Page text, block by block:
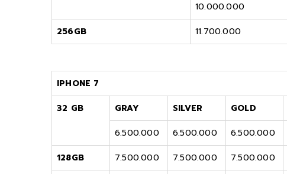
10.000.000
256GB 11.700.000
IPHONE 7
32 GB
GRAY SILVER GOLD
6.500.000
6.500.000 6.500.000
128GB 7.500.000 7.500.000 7.500.000